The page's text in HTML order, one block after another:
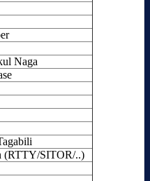
Naga
(RTTY/SITOR/..)